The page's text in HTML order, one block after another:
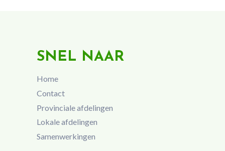
SNEL NAAR
Home
Contact
Provinciale afdelingen
Lokale afdelingen
Samenwerkingen